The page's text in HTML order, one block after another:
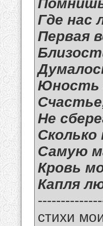
Где нас
Первая
Юность
Не
Самую
Кровь
Капля
стихи